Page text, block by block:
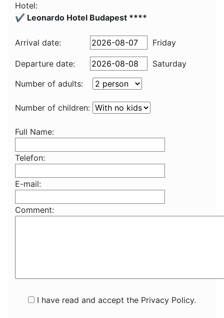
Hotel:
✔️ Leonardo Hotel Budapest ****
Arrival date: Friday
Departure date:
Saturday
Number of adults:
Number of children:
Full Name:
Telefon:
E-mail:
Comment:
I have read and accept the Privacy Policy.